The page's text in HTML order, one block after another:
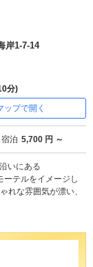
ち4
岸1-7-14
分)
ップで開く
宿泊 5,700 円 ～
いにある
ーテルをイメージし
れな雰囲気が漂い、